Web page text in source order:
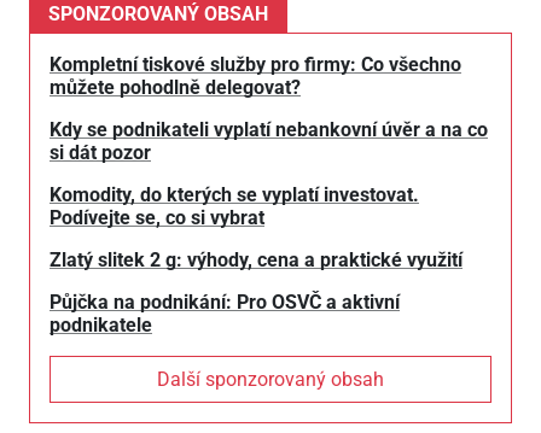
SPONZOROVANÝ OBSAH
Kompletní tiskové služby pro firmy: Co všechno
můžete pohodlně delegovat?
Kdy se podnikateli vyplatí nebankovní úvěr a na co
si dát pozor
Komodity, do kterých se vyplatí investovat.
Podívejte se, co si vybrat
Zlatý slitek 2 g: výhody, cena a praktické využití
Půjčka na podnikání: Pro OSVČ a aktivní
podnikatele
Další sponzorovaný obsah